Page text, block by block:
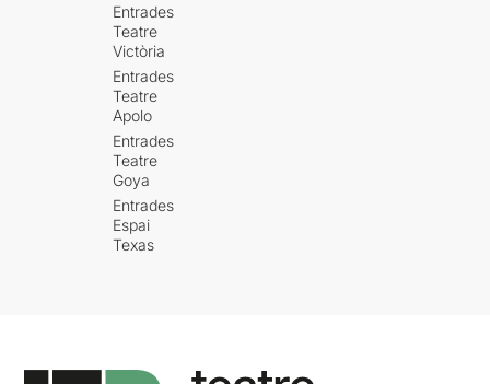
Entrades
Teatre
Victòria
Entrades
Teatre
Apolo
Entrades
Teatre
Goya
Entrades
Espai
Texas